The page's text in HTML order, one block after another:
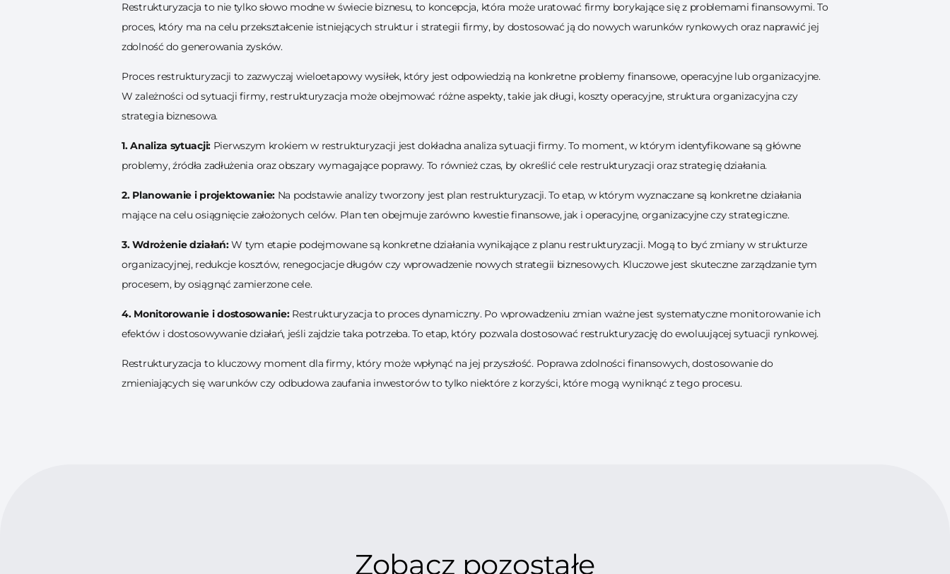
Restrukturyzacja to nie tylko słowo modne w świecie biznesu, to koncepcja, która może uratować firmy borykające się z problemami finansowymi. To
proces, który ma na celu przekształcenie istniejących struktur i strategii firmy, by dostosować ją do nowych warunków rynkowych oraz naprawić jej
zdolność do generowania zysków.
Proces restrukturyzacji to zazwyczaj wieloetapowy wysiłek, który jest odpowiedzią na konkretne problemy finansowe, operacyjne lub organizacyjne.
W zależności od sytuacji firmy, restrukturyzacja może obejmować różne aspekty, takie jak długi, koszty operacyjne, struktura organizacyjna czy
strategia biznesowa.
1. Analiza sytuacji: Pierwszym krokiem w restrukturyzacji jest dokładna analiza sytuacji firmy. To moment, w którym identyfikowane są główne
problemy, źródła zadłużenia oraz obszary wymagające poprawy. To również czas, by określić cele restrukturyzacji oraz strategię działania.
2. Planowanie i projektowanie: Na podstawie analizy tworzony jest plan restrukturyzacji. To etap, w którym wyznaczane są konkretne działania
mające na celu osiągnięcie założonych celów. Plan ten obejmuje zarówno kwestie finansowe, jak i operacyjne, organizacyjne czy strategiczne.
3. Wdrożenie działań:W tym etapie podejmowane są konkretne działania wynikające z planu restrukturyzacji. Mogą to być zmiany w strukturze
organizacyjnej, redukcje kosztów, renegocjacje długów czy wprowadzenie nowych strategii biznesowych. Kluczowe jest skuteczne zarządzanie tym
procesem, by osiągnąć zamierzone cele.
4. Monitorowanie i dostosowanie:Restrukturyzacja to proces dynamiczny. Po wprowadzeniu zmian ważne jest systematyczne monitorowanie ich
efektów i dostosowywanie działań, jeśli zajdzie taka potrzeba. To etap, który pozwala dostosować restrukturyzację do ewoluującej sytuacji rynkowej.
Restrukturyzacja to kluczowy moment dla firmy, który może wpłynąć na jej przyszłość. Poprawa zdolności finansowych, dostosowanie do
zmieniających się warunków czy odbudowa zaufania inwestorów to tylko niektóre z korzyści, które mogą wyniknąć z tego procesu.
Zobacz pozostałe